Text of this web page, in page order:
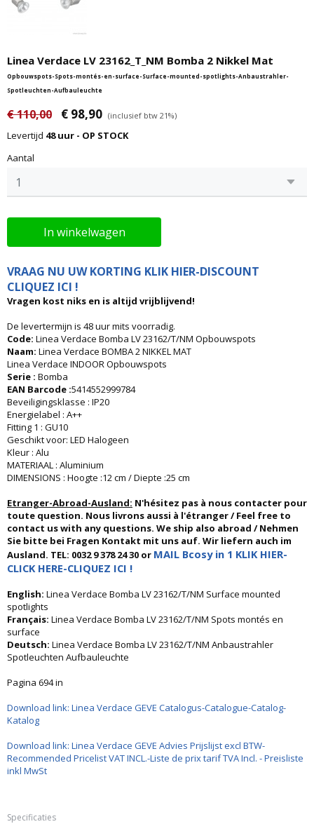
Linea Verdace LV 23162_T_NM Bomba 2 Nikkel Mat
Opbouwspots-Spots-montés-en-surface-Surface-mounted-spotlights-Anbaustrahler-
Spotleuchten-Aufbauleuchte
€ 110,00 € 98,90 (inclusief btw 21%)
Levertijd 48 uur - OP STOCK
Aantal
In winkelwagen
VRAAG NU UW KORTING KLIK HIER-DISCOUNT
CLIQUEZ ICI !
Vragen kost niks en is altijd vrijblijvend!
De levertermijn is 48 uur mits voorradig.
Code: Linea Verdace Bomba LV 23162/T/NM Opbouwspots
Naam: Linea Verdace BOMBA 2 NIKKEL MAT
Linea Verdace INDOOR Opbouwspots
Serie : Bomba
EAN Barcode :5414552999784
Beveiligingsklasse : IP20
Energielabel : A++
Fitting 1 : GU10
Geschikt voor: LED Halogeen
Kleur : Alu
MATERIAAL : Aluminium
DIMENSIONS : Hoogte :12 cm / Diepte :25 cm
Etranger-Abroad-Ausland: N'hésitez pas à nous contacter pour
toute question. Nous livrons aussi à l'étranger / Feel free to
contact us with any questions. We ship also abroad / Nehmen
Sie bitte bei Fragen Kontakt mit uns auf. Wir liefern auch im
Ausland. TEL: 0032 9 378 24 30 or MAIL Bcosy in 1 KLIK HIER-
CLICK HERE-CLIQUEZ ICI !
English: Linea Verdace Bomba LV 23162/T/NM Surface mounted
spotlights
Français: Linea Verdace Bomba LV 23162/T/NM Spots montés en
surface
Deutsch: Linea Verdace Bomba LV 23162/T/NM Anbaustrahler
Spotleuchten Aufbauleuchte
Pagina 694 in
Download link: Linea Verdace GEVE Catalogus-Catalogue-Catalog-
Katalog
Download link: Linea Verdace GEVE Advies Prijslijst excl BTW-
Recommended Pricelist VAT INCL.-Liste de prix tarif TVA Incl. - Preisliste
inkl MwSt
Specificaties